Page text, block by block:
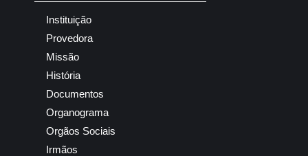
Instituição
Provedora
Missão
História
Documentos
Organograma
Orgãos Sociais
Irmãos